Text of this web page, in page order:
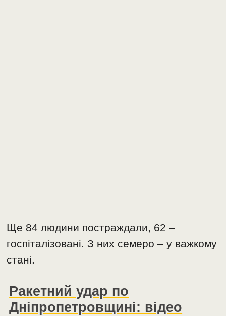
Ще 84 людини постраждали, 62 –
госпіталізовані. З них семеро – у важкому
стані.
Ракетний удар по
Дніпропетровщині: відео